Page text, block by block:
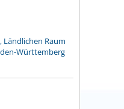
Raum
Württemberg